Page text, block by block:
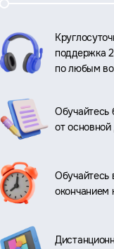
поддержка
по любым
Обучайтесь
от основной
Обучайтесь
окончанием